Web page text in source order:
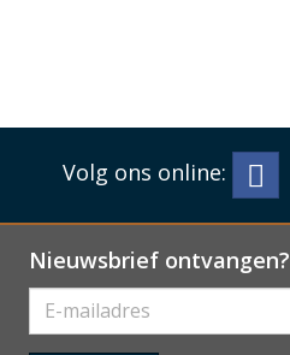
Volg ons online:
Nieuwsbrief ontvangen?